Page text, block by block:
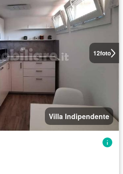
12foto
Villa Indipendente